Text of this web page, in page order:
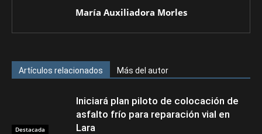
María Auxiliadora Morles
Artículos relacionados Más del autor
Destacada
Iniciará plan piloto de colocación de
asfalto frío para reparación vial en
Lara